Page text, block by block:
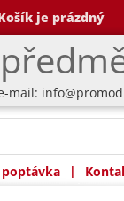
je prázdný
poptávka |